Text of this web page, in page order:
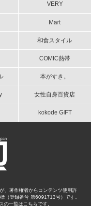
VERY
Mart
和食スタイル
COMIC熱帯
本がすき。
女性自身百貨店
kokode GIFT
、著作権者からコンテンツ使用許
（登録番号 第6091713号）です。
の一覧はこちらです。